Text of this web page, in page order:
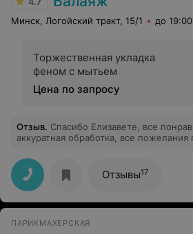
Минск, Логойский тракт, 15/1 до 19:00
Торжественная укладка
феном с мытьем
Цена по запросу
Отзыв. Спасибо Елизавете, все
аккуратная обработка, все пожелания
Отзывы17
ПАРИКМАХЕРСКАЯ